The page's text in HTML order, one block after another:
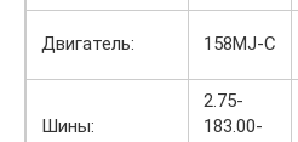
Двигатель: 158MJ-C
Шины:
2.75-
183.00-